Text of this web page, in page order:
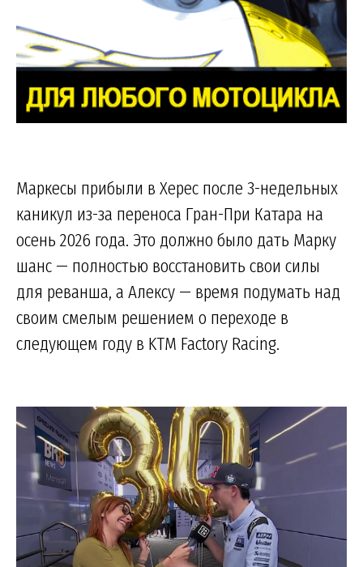
Маркесы прибыли в Херес после 3-недельных
каникул из-за переноса Гран-При Катара на
осень 2026 года. Это должно было дать Марку
шанс — полностью восстановить свои силы
для реванша, а Алексу — время подумать над
своим смелым решением о переходе в
следующем году в KTM Factory Racing.